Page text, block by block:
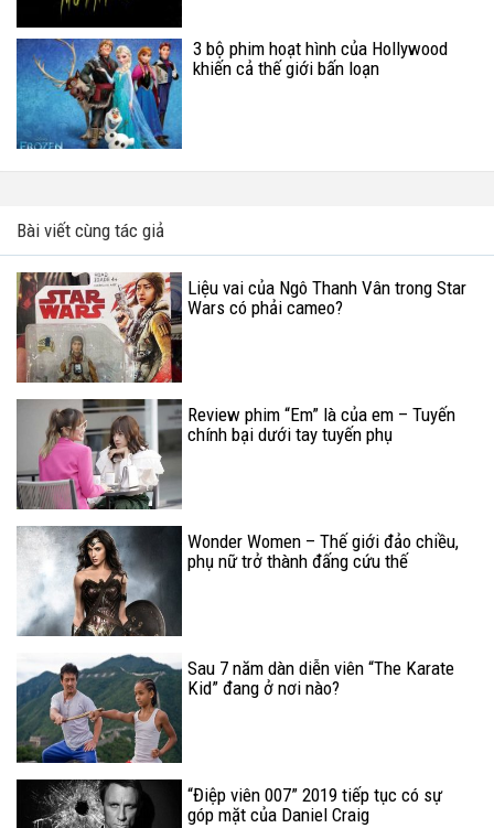
3 bộ phim hoạt hình của Hollywood
khiến cả thế giới bấn loạn
Bài viết cùng tác giả
Liệu vai của Ngô Thanh Vân trong Star
Wars có phải cameo?
Review phim “Em” là của em – Tuyến
chính bại dưới tay tuyến phụ
Wonder Women – Thế giới đảo chiều,
phụ nữ trở thành đấng cứu thế
Sau 7 năm dàn diễn viên “The Karate
Kid” đang ở nơi nào?
“Điệp viên 007” 2019 tiếp tục có sự
góp mặt của Daniel Craig